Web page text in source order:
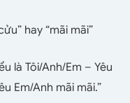
hay “mãi mãi”
là Tôi/Anh/Em – Yêu
Em/Anh mãi mãi.”